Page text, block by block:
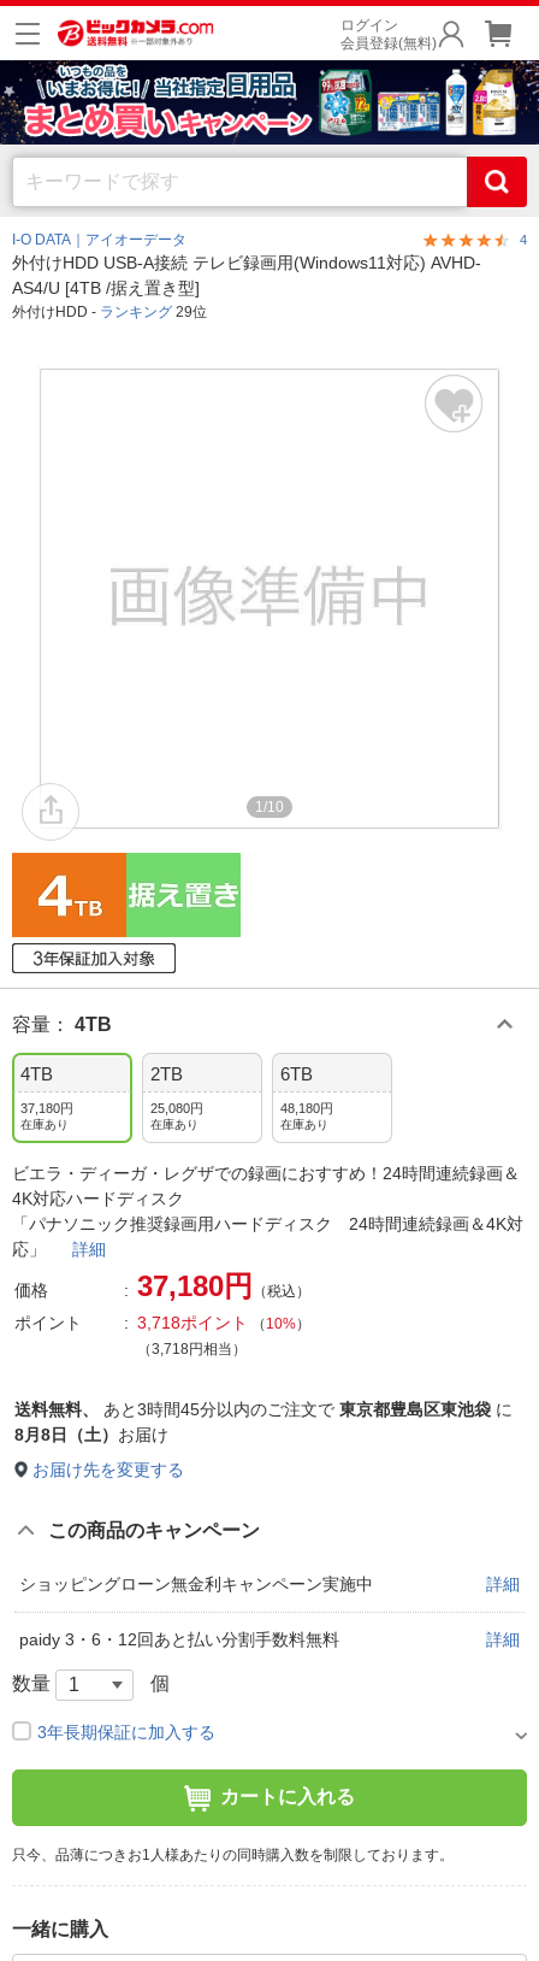
ログイン
会員登録(無料)
I-O DATA｜アイオーデータ 4
外付けHDD USB-A接続 テレビ録画用(Windows11対応) AVHD-
AS4/U [4TB /据え置き型]
外付けHDD - ランキング 29位
1/10
容量 ： 4TB
4TB
37,180円
在庫あり
2TB
25,080円
在庫あり
6TB
48,180円
在庫あり
ビエラ・ディーガ・レグザでの録画におすすめ！24時間連続録画＆
4K対応ハードディスク
「パナソニック推奨録画用ハードディスク 24時間連続録画＆4K対
応」 詳細
価格 37,180円 （税込）
ポイント 3,718ポイント （ 10%）
（3,718円相当）
送料無料、 あと3時間45分以内のご注文で 東京都豊島区東池袋 に
8月8日（土） お届け
お届け先を変更する
この商品のキャンペーン
ショッピングローン無金利キャンペーン実施中 詳細
paidy 3・6・12回あと払い分割手数料無料 詳細
数量 個
3年長期保証に加入する
カートに入れる
只今、品薄につきお1人様あたりの同時購入数を制限しております。
一緒に購入